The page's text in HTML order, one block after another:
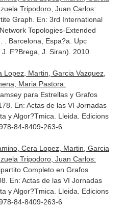
Tripodoro, Juan Carlos:
Graph. En: 3rd International
Topologies-Extended
. . Barcelona, Espa?a. Upc
F?Brega, J. Siran). 2010
Lopez, Martin, Garcia Vazquez,
Maria Pastora:
para Estrellas y Grafos
En: Actas de las VI Jornadas
y Algor?Tmica . Lleida. Edicions
84-8409-263-6
Cera Lopez, Martin, Garcia
Tripodoro, Juan Carlos:
Completo en Grafos
En: Actas de las VI Jornadas
y Algor?Tmica . Lleida. Edicions
84-8409-263-6